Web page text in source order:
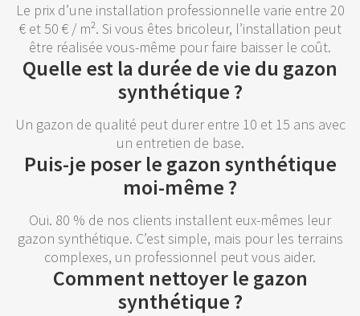
Le prix d’une installation professionnelle varie entre 20
€ et 50 € / m². Si vous êtes bricoleur, l’installation peut
être réalisée vous-même pour faire baisser le coût.
Quelle est la durée de vie du gazon
synthétique ?
Un gazon de qualité peut durer entre 10 et 15 ans avec
un entretien de base.
Puis-je poser le gazon synthétique
moi-même ?
Oui. 80 % de nos clients installent eux-mêmes leur
gazon synthétique. C’est simple, mais pour les terrains
complexes, un professionnel peut vous aider.
Comment nettoyer le gazon
synthétique ?